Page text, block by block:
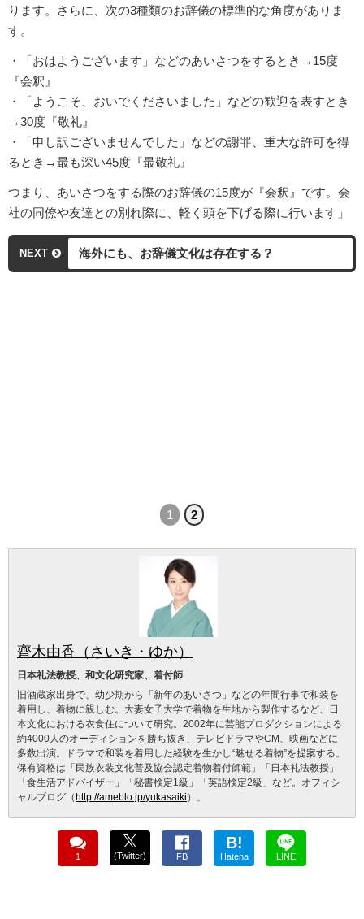
ります。さらに、次の3種類のお辞儀の標準的な角度がありま
す。
・「おはようございます」などのあいさつをするとき→15度
『会釈』
・「ようこそ、おいでくださいました」などの歓迎を表すとき
→30度『敬礼』
・「申し訳ございませんでした」などの謝罪、重大な許可を得
るとき→最も深い45度『最敬礼』
つまり、あいさつをする際のお辞儀の15度が『会釈』です。会
社の同僚や友達との別れ際に、軽く頭を下げる際に行います」
NEXT 海外にも、お辞儀文化は存在する？
1 2
齊木由香（さいき・ゆか）
日本礼法教授、和文化研究家、着付師
旧酒蔵家出身で、幼少期から「新年のあいさつ」などの年間行事で和装を
着用し、着物に親しむ。大妻女子大学で着物を生地から製作するなど、日
本文化における衣食住について研究。2002年に芸能プロダクションによる
約4000人のオーディションを勝ち抜き、テレビドラマやCM、映画などに
多数出演。ドラマで和装を着用した経験を生かし“魅せる着物”を提案する。
保有資格は「民族衣装文化普及協会認定着物着付師範」「日本礼法教授」
「食生活アドバイザー」「秘書検定1級」「英語検定2級」など。オフィシ
ャルブログ（ http://ameblo.jp/yukasaiki ）。
1 (Twitter) FB
B!
Hatena LINE